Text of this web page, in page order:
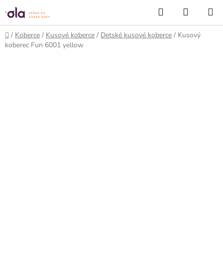
Prejsť
na
obsah
Hľadať
KOŠÍK
Domov
/ Koberce / Kusové koberce / Detské kusové koberce / Kusový
koberec Fun 6001 yellow